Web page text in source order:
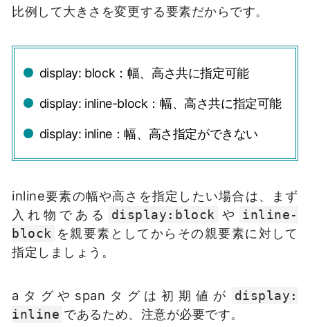
比例して大きさを変更する要素だからです。
display: block：幅、高さ共に指定可能
display: inline-block：幅、高さ共に指定可能
display: inline：幅、高さ指定ができない
inline要素の幅や高さを指定したい場合は、まず
入れ物である
display:block や
inline-
block を親要素としてからその親要素に対して
指定しましょう。
aタグやspanタグは初期値が
display:
inline であるため、注意が必要です。